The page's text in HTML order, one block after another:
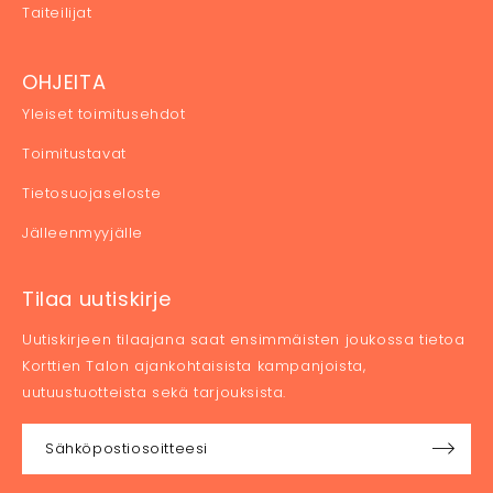
Taiteilijat
OHJEITA
Yleiset toimitusehdot
Toimitustavat
Tietosuojaseloste
Jälleenmyyjälle
Tilaa uutiskirje
Uutiskirjeen tilaajana saat ensimmäisten joukossa tietoa
Korttien Talon ajankohtaisista kampanjoista,
uutuustuotteista sekä tarjouksista.